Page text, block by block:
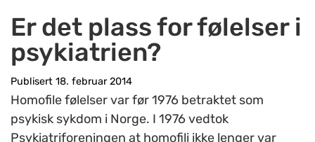
Er det plass for følelser i
psykiatrien?
Publisert 18. februar 2014
Homofile følelser var før 1976 betraktet som
psykisk sykdom i Norge. I 1976 vedtok
Psykiatriforeningen at homofili ikke lenger var